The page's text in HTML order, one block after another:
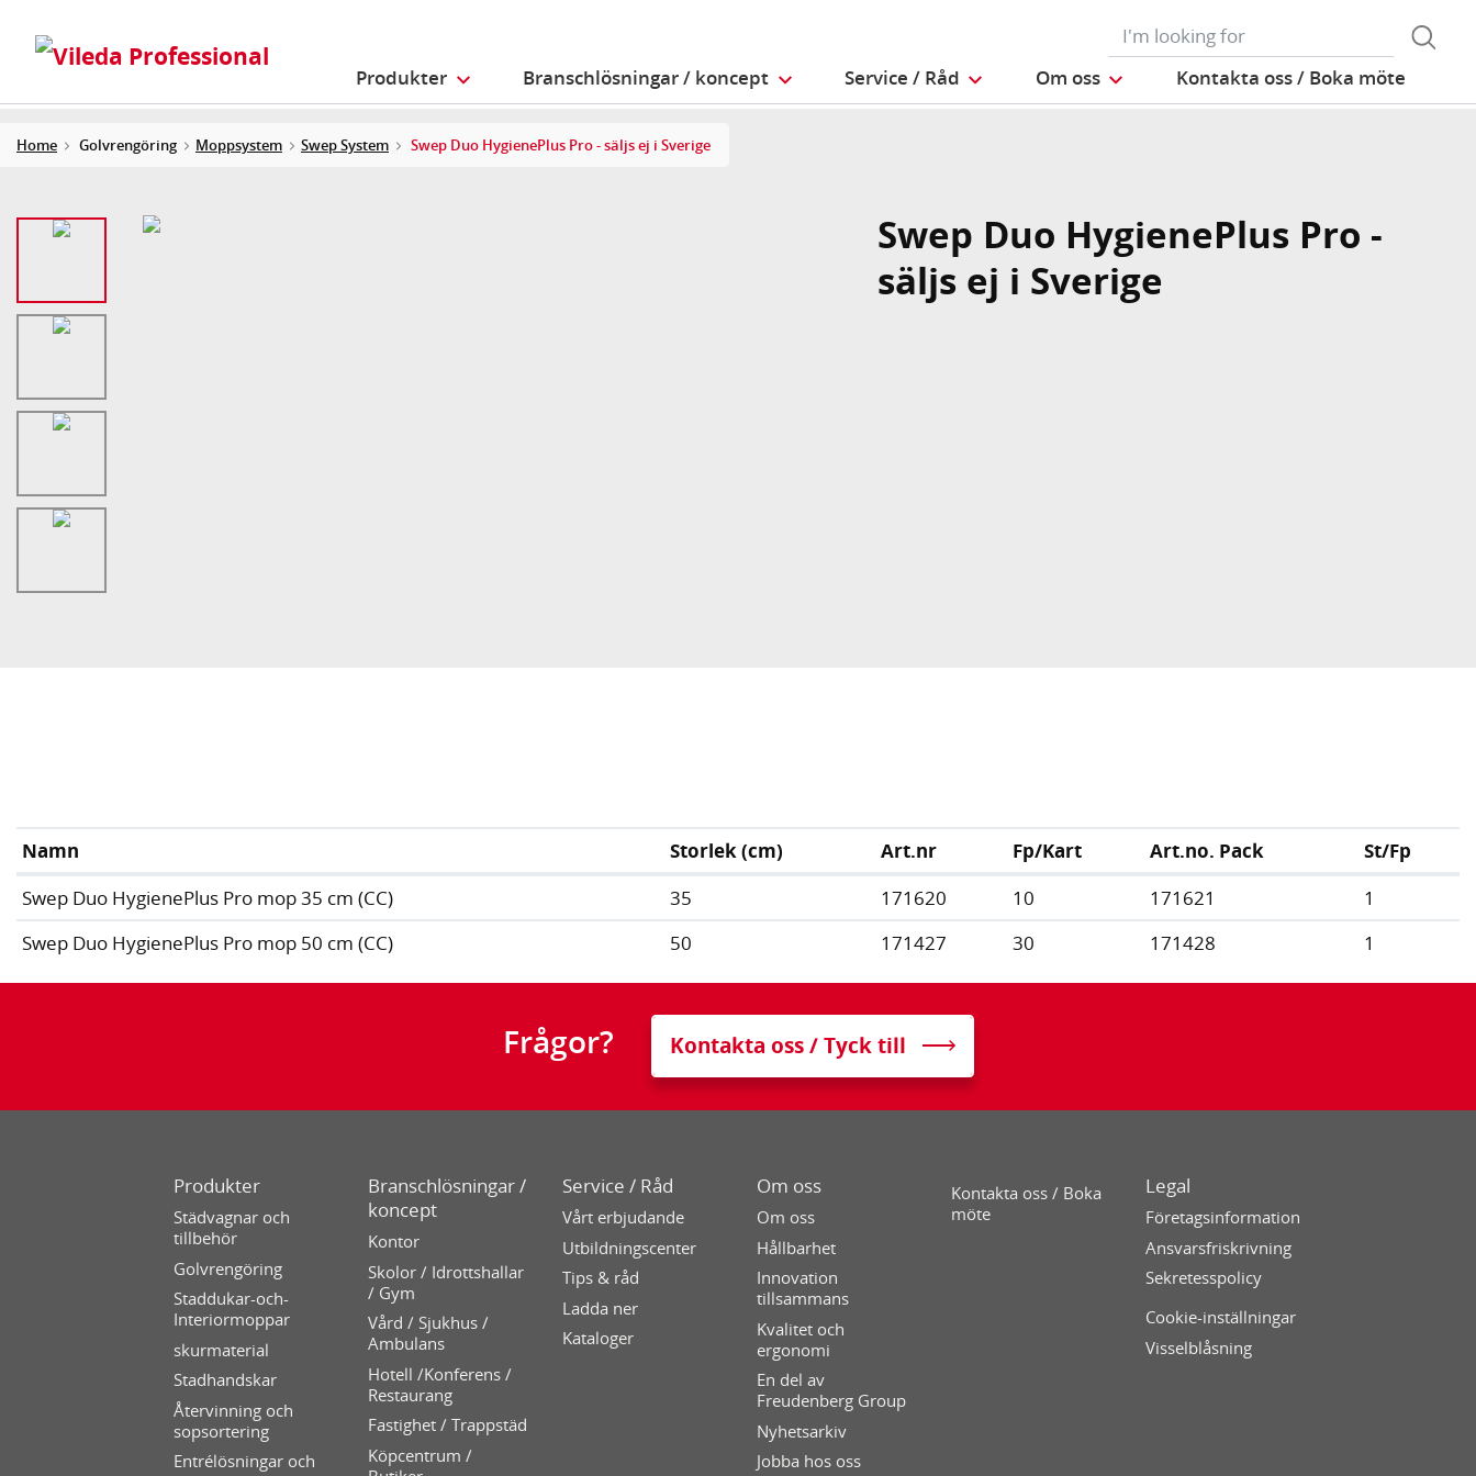
Produkter Branschlösningar / koncept Service / Råd Om oss Kontakta oss / Boka möte
Home Golvrengöring Moppsystem Swep System Swep Duo HygienePlus Pro - säljs ej i Sverige
Swep Duo HygienePlus Pro -
säljs ej i Sverige
Namn Storlek (cm) Art.nr Fp/Kart Art.no. Pack
St/Fp
Swep Duo HygienePlus Pro mop 35 cm (CC)
35 171620 10 171621
1
Swep Duo HygienePlus Pro mop 50 cm (CC)
50 171427 30 171428 1
Frågor? Kontakta oss / Tyck till
Produkter
Städvagnar och
tillbehör
Golvrengöring
Staddukar-och-
Interiormoppar
skurmaterial
Stadhandskar
Återvinning och
sopsortering
Entrélösningar och
Branschlösningar /
koncept
Kontor
Skolor / Idrottshallar
/ Gym
Vård / Sjukhus /
Ambulans
Hotell /Konferens /
Restaurang
Fastighet / Trappstäd
Köpcentrum /
Service / Råd
Vårt erbjudande
Utbildningscenter
Tips & råd
Ladda ner
Kataloger
Om oss
Om oss
Hållbarhet
Innovation
tillsammans
Kvalitet och
ergonomi
En del av
Freudenberg Group
Nyhetsarkiv
Jobba hos oss
Kontakta oss / Boka
möte
Legal
Företagsinformation
Ansvarsfriskrivning
Sekretesspolicy
Cookie-inställningar
Visselblåsning